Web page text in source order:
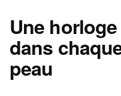
Une
dans
peau